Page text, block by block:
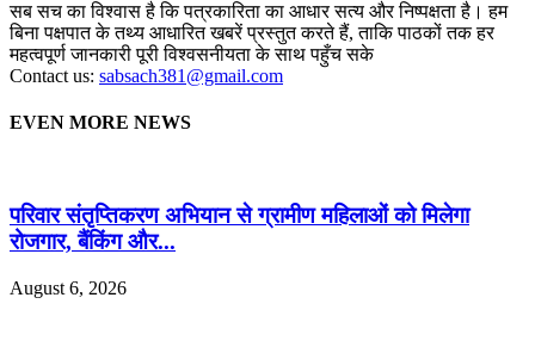
सब सच का विश्वास है कि पत्रकारिता का आधार सत्य और निष्पक्षता है। हम
बिना पक्षपात के तथ्य आधारित खबरें प्रस्तुत करते हैं, ताकि पाठकों तक हर
महत्वपूर्ण जानकारी पूरी विश्वसनीयता के साथ पहुँच सके
Contact us: sabsach381@gmail.com
EVEN MORE NEWS
परिवार संतृप्तिकरण अभियान से ग्रामीण महिलाओं को मिलेगा
रोजगार, बैंकिंग और...
August 6, 2026